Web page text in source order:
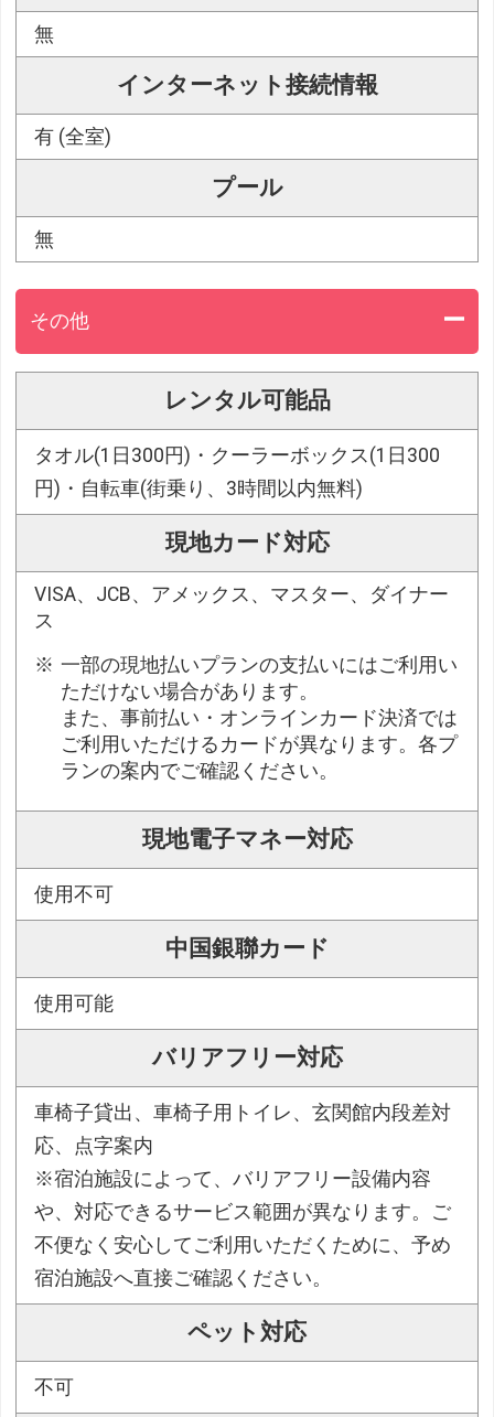
無
インターネット接続情報
有 (全室)
プール
無
その他
レンタル可能品
タオル(1日300円)・クーラーボックス(1日300
円)・自転車(街乗り、3時間以内無料)
現地カード対応
VISA、JCB、アメックス、マスター、ダイナー
ス
一部の現地払いプランの支払いにはご利用い
ただけない場合があります。
また、事前払い・オンラインカード決済では
ご利用いただけるカードが異なります。各プ
ランの案内でご確認ください。
現地電子マネー対応
使用不可
中国銀聯カード
使用可能
バリアフリー対応
車椅子貸出、車椅子用トイレ、玄関館内段差対
応、点字案内
※宿泊施設によって、バリアフリー設備内容
や、対応できるサービス範囲が異なります。ご
不便なく安心してご利用いただくために、予め
宿泊施設へ直接ご確認ください。
ペット対応
不可